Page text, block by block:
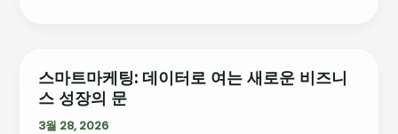
가
이
드!”
화
를
스마트마케팅: 데이터로 여는 새로운 비즈니
스 성장의 문
3월 28, 2026
스
마
트